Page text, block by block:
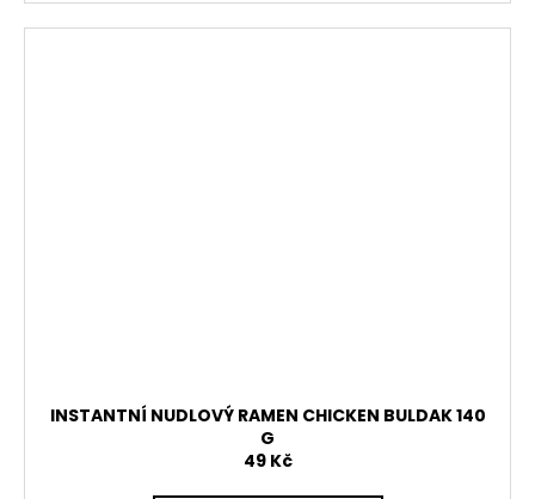
INSTANTNÍ NUDLOVÝ RAMEN CHICKEN BULDAK 140
G
49 Kč